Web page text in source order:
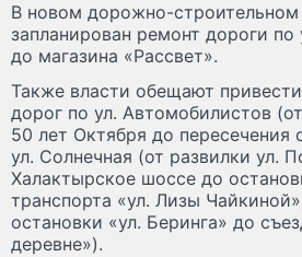
В новом дорожно-строительном
запланирован ремонт дороги по
до магазина «Рассвет».
Также власти обещают
дорог по ул. Автомобилистов
50 лет Октября до пересечения
ул. Солнечная (от развилки ул.
Халактырское шоссе до
транспорта «ул. Лизы
остановки «ул. Беринга» до
деревне»).